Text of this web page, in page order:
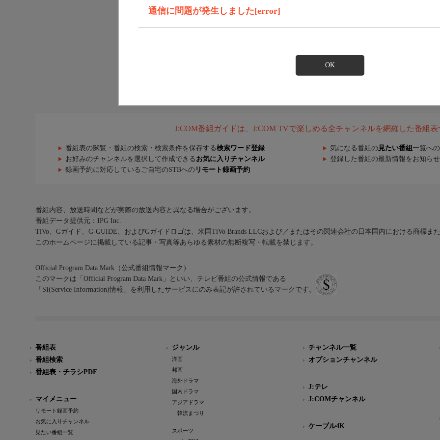
通信に問題が発生しました[error]
OK
J:COM番組ガイドは、J:COM TVで楽しめる全チャンネルを網羅した番組
番組表の閲覧・番組の検索・検索条件を保存する検索ワード登録 気になる番組の 見たい番組 一覧へ
お好みのチャンネルを選択して作成できる お気に入りチャンネル
登録した番組の最新情報をお知ら
録画予約に対応しているご自宅のSTBへの リモート録画予約
番組内容、放送時間などが実際の放送内容と異なる場合がございます。
番組データ提供元：IPG Inc.
TiVo、Gガイド、G-GUIDE、およびGガイドロゴは、米国TiVo Brands LLCおよび／またはその関連会社の日本国内における商標ま
このホームページに掲載している記事・写真等あらゆる素材の無断複写・転載を禁じます。
Official Program Data Mark（公式番組情報マーク）
このマークは「Official Program Data Mark」といい、テレビ番組の公式情報である
「SI(Service Information)情報」を利用したサービスにのみ表記が許されているマークです。
番組表
番組検索
番組表・チラシPDF
マイメニュー
リモート録画予約
お気に入りチャンネル
見たい番組一覧
ジャンル
洋画
邦画
海外ドラマ
国内ドラマ
アジアドラマ
韓流まつり
スポーツ
チャンネル一覧
オプションチャンネル
J:テレ
J:COMチャンネル
ケーブル4K